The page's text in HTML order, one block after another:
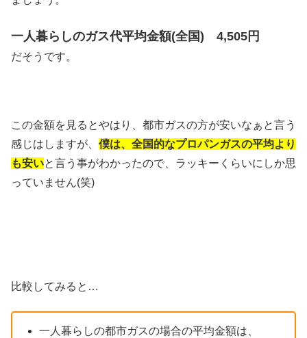
一人暮らしのガス代平均金額(全国) 4,505円
だそうです。
この金額を見るとやはり、都市ガスの方が安いなぁと言う
感じはしますが、 僕は、全国的なプロパンガスの平均より
も安いと言う事がわかったので、ラッキーくらいにしか思
っていません(笑)
比較してみると…
一人暮らしの都市ガスの場合の平均金額は、